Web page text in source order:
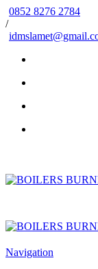
0852 8276 2784
/
Navigation